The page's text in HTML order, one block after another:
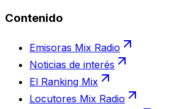
Contenido
Emisoras Mix Radio
Noticias de interés
El Ranking Mix
Locutores Mix Radio